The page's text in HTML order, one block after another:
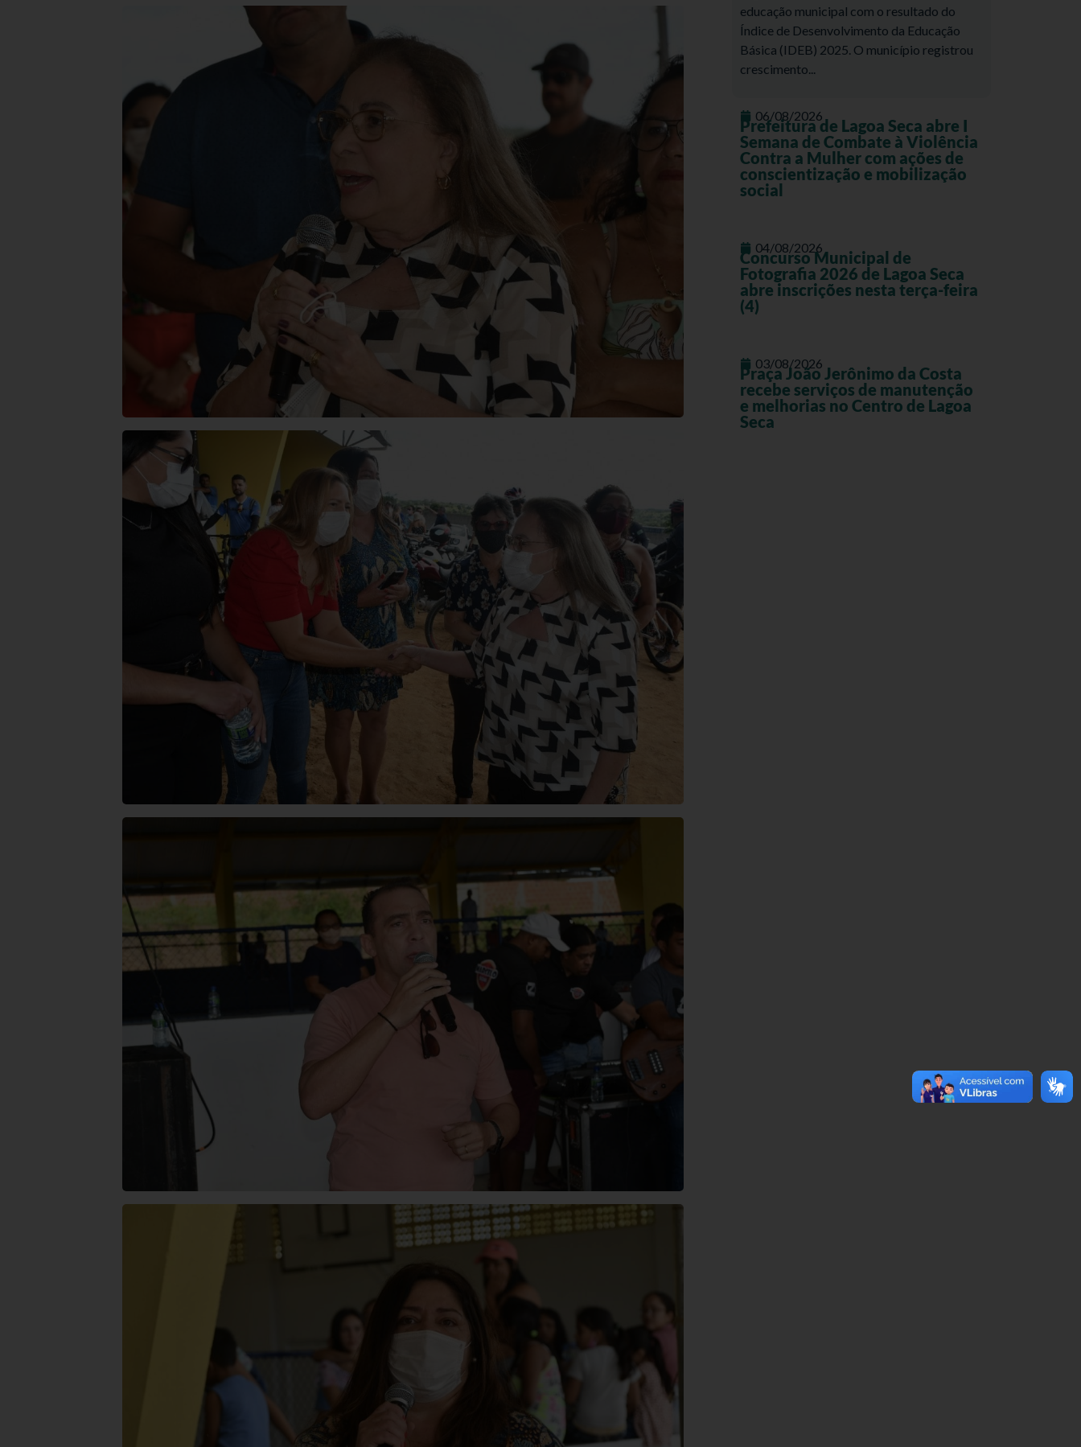
educação municipal com o resultado do
Índice de Desenvolvimento da Educação
Básica (IDEB) 2025. O município registrou
crescimento...
06/08/2026
Prefeitura de Lagoa Seca abre I
Semana de Combate à Violência
Contra a Mulher com ações de
conscientização e mobilização
social
04/08/2026
Concurso Municipal de
Fotografia 2026 de Lagoa Seca
abre inscrições nesta terça-feira
(4)
03/08/2026
Praça João Jerônimo da Costa
recebe serviços de manutenção
e melhorias no Centro de Lagoa
Seca